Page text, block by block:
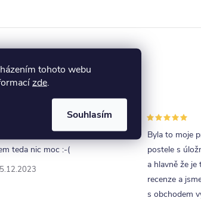
tohoto webu
zde.
Souhlasím
5.12.2023
v pohodě, akorát ta domluva s
teda nic moc :-(
Byla to moje
postele s
a hlavně že je
recenze a
s obchodem